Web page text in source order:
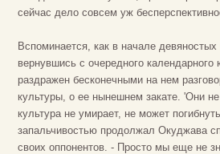
сейчас дело совсем уж
Вспоминается, как в начале
вернувшись с очередного
раздражен бесконечными на нем
культуры, о ее нынешнем закате. 'Они не
культура не умирает, не может
запальчивостью продолжал Окуджава
своих оппонентов. - Просто мы еще не